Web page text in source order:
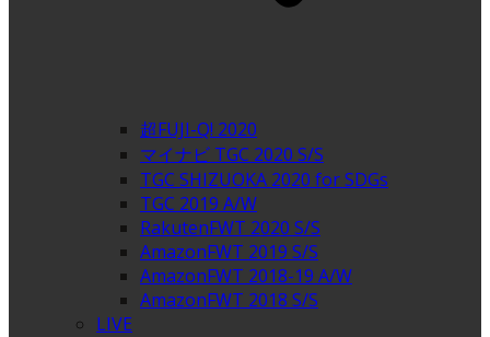
超FUJI-Q! 2020
マイナビ TGC 2020 S/S
TGC SHIZUOKA 2020 for SDGs
TGC 2019 A/W
RakutenFWT 2020 S/S
AmazonFWT 2019 S/S
AmazonFWT 2018-19 A/W
AmazonFWT 2018 S/S
LIVE